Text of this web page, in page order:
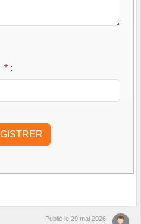
* :
Publié le 29 mai 2026